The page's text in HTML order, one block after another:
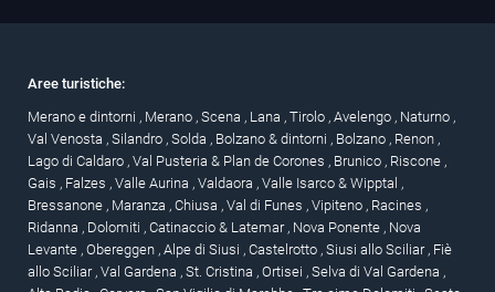
Aree turistiche:
Merano e dintorni , Merano , Scena , Lana , Tirolo , Avelengo , Naturno ,
Val Venosta , Silandro , Solda , Bolzano & dintorni , Bolzano , Renon ,
Lago di Caldaro , Val Pusteria & Plan de Corones , Brunico , Riscone ,
Gais , Falzes , Valle Aurina , Valdaora , Valle Isarco & Wipptal ,
Bressanone , Maranza , Chiusa , Val di Funes , Vipiteno , Racines ,
Ridanna , Dolomiti , Catinaccio & Latemar , Nova Ponente , Nova
Levante , Obereggen , Alpe di Siusi , Castelrotto , Siusi allo Sciliar , Fiè
allo Sciliar , Val Gardena , St. Cristina , Ortisei , Selva di Val Gardena ,